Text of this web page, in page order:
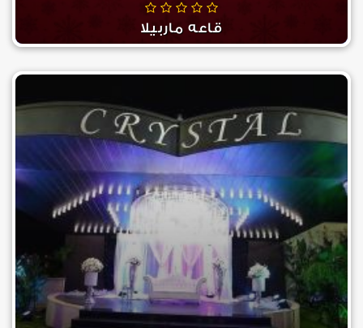
قاعه ماربيلا